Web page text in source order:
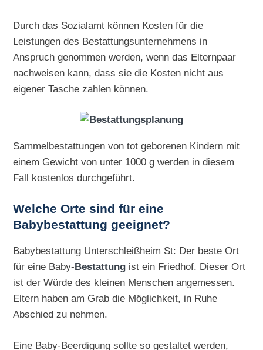
Durch das Sozialamt können Kosten für die
Leistungen des Bestattungsunternehmens in
Anspruch genommen werden, wenn das Elternpaar
nachweisen kann, dass sie die Kosten nicht aus
eigener Tasche zahlen können.
Sammelbestattungen von tot geborenen Kindern mit
einem Gewicht von unter 1000 g werden in diesem
Fall kostenlos durchgeführt.
Welche Orte sind für eine
Babybestattung geeignet?
Babybestattung Unterschleißheim St: Der beste Ort
für eine Baby-Bestattung ist ein Friedhof. Dieser Ort
ist der Würde des kleinen Menschen angemessen.
Eltern haben am Grab die Möglichkeit, in Ruhe
Abschied zu nehmen.
Eine Baby-Beerdigung sollte so gestaltet werden,